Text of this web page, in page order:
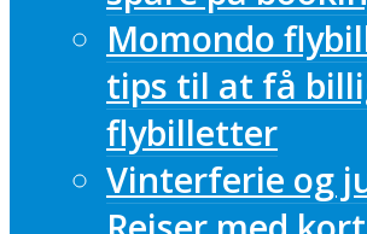
Momondo
tips til at få
flybilletter
Vinterferie og